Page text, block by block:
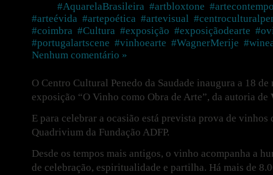
#AquarelaBrasileira #artbloxtone
#arteévida #artepoética #artevisual
#coimbra #Cultura #exposição #exposiçãodearte
#portugalartscene #vinhoearte #WagnerMerije
Nenhum comentário »
O Centro Cultural Penedo da Saudade inaugura a 18
exposição “O Vinho como Obra de Arte”, da autoria de
E para celebrar a ocasião está prevista prova de vinhos
Quadrivium da Fundação ADFP.
Desde os tempos mais antigos, o vinho acompanha a
de celebração, espiritualidade e partilha. Há mais de